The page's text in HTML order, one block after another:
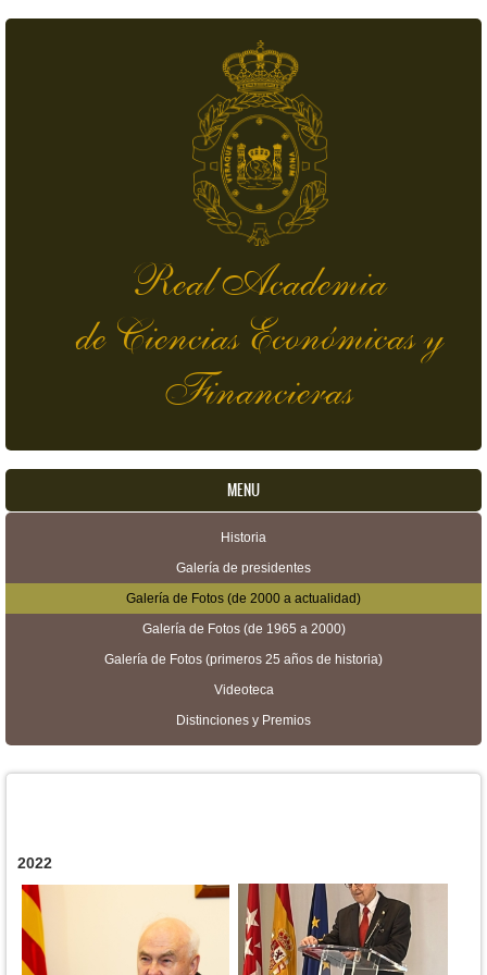
Real Academia
de Ciencias Económicas y
Financieras
MENU
Historia
Galería de presidentes
Galería de Fotos (de 2000 a actualidad)
Galería de Fotos (de 1965 a 2000)
Galería de Fotos (primeros 25 años de historia)
Videoteca
Distinciones y Premios
2022